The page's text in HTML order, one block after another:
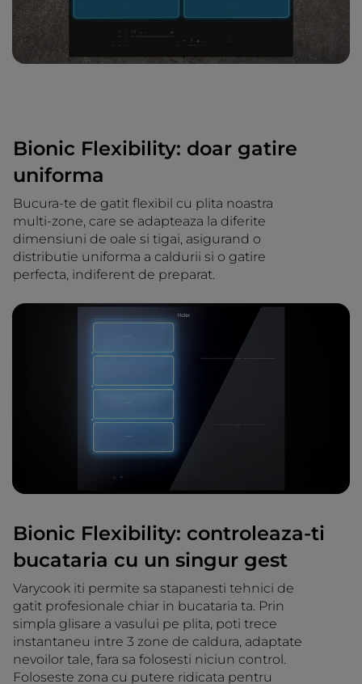
Bionic Flexibility: doar gatire
uniforma
Bucura-te de gatit flexibil cu plita noastra
multi-zone, care se adapteaza la diferite
dimensiuni de oale si tigai, asigurand o
distributie uniforma a caldurii si o gatire
perfecta, indiferent de preparat.
Bionic Flexibility: controleaza-ti
bucataria cu un singur gest
Varycook iti permite sa stapanesti tehnici de
gatit profesionale chiar in bucataria ta. Prin
simpla glisare a vasului pe plita, poti trece
instantaneu intre 3 zone de caldura, adaptate
nevoilor tale, fara sa folosesti niciun control.
Foloseste zona cu putere ridicata pentru